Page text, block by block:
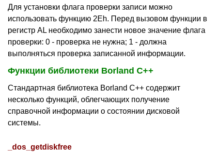
Для установки флага проверки записи можно
использовать функцию 2Eh. Перед вызовом функции в
регистр AL необходимо занести новое значение флага
проверки: 0 - проверка не нужна; 1 - должна
выполняться проверка записанной информации.
Функции библиотеки Borland C++
Стандартная библиотека Borland C++ содержит
несколько функций, облегчающих получение
справочной информации о состоянии дисковой
системы.
_dos_getdiskfree